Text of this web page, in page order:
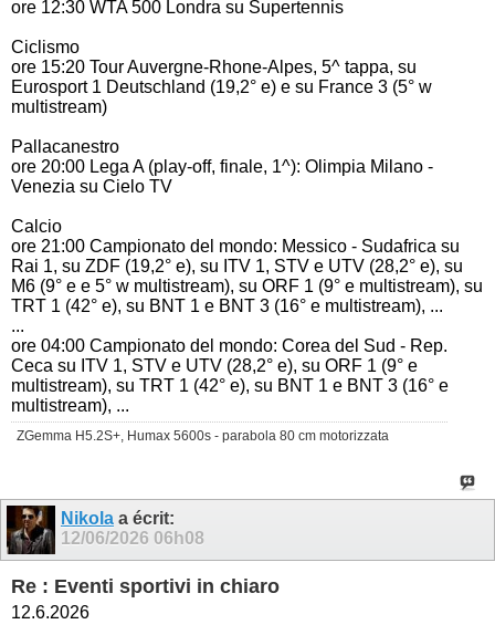
ore 12:30 WTA 500 Londra su Supertennis
Ciclismo
ore 15:20 Tour Auvergne-Rhone-Alpes, 5^ tappa, su
Eurosport 1 Deutschland (19,2° e) e su France 3 (5° w
multistream)
Pallacanestro
ore 20:00 Lega A (play-off, finale, 1^): Olimpia Milano -
Venezia su Cielo TV
Calcio
ore 21:00 Campionato del mondo: Messico - Sudafrica su
Rai 1, su ZDF (19,2° e), su ITV 1, STV e UTV (28,2° e), su
M6 (9° e e 5° w multistream), su ORF 1 (9° e multistream), su
TRT 1 (42° e), su BNT 1 e BNT 3 (16° e multistream), ...
...
ore 04:00 Campionato del mondo: Corea del Sud - Rep.
Ceca su ITV 1, STV e UTV (28,2° e), su ORF 1 (9° e
multistream), su TRT 1 (42° e), su BNT 1 e BNT 3 (16° e
multistream), ...
ZGemma H5.2S+, Humax 5600s - parabola 80 cm motorizzata
Nikola a écrit:
12/06/2026 06h08
Re : Eventi sportivi in chiaro
12.6.2026